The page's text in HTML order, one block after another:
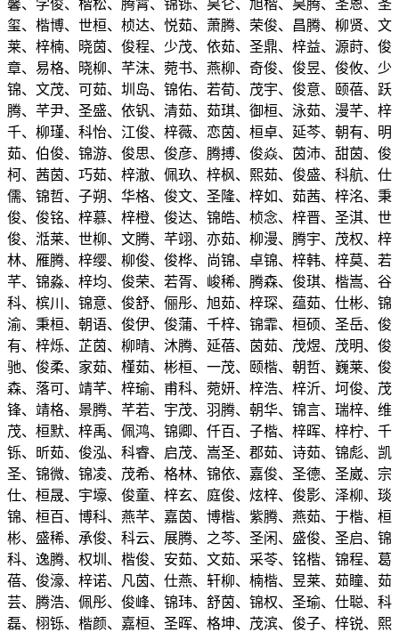
馨、学俊、楷松、腾霄、锦铄、昊仑、旭楷、昊腾、圣恩、圣
玺、楷博、世桓、桢达、悦茹、萧腾、荣俊、昌腾、柳贤、文
莱、梓楠、晓茵、俊程、少茂、依茹、圣鼎、梓益、源莳、俊
章、易格、晓柳、芊沫、菀书、燕柳、奇俊、俊昱、俊攸、少
锦、文茂、可茹、圳岛、锦佑、若荀、茂宇、俊意、颐蓓、跃
腾、芊尹、圣盛、依钒、清茹、茹琪、御桓、泳茹、漫芊、梓
千、柳瑾、科怡、江俊、梓薇、恋茵、桓卓、延芩、朝有、明
茹、伯俊、锦游、俊思、俊彦、腾搏、俊焱、茵沛、甜茵、俊
柯、茜茵、巧茹、梓澈、佩玖、梓枫、熙茹、俊盛、科航、仕
儒、锦哲、子朔、华格、俊文、圣隆、梓如、茹茜、梓洺、秉
俊、俊铭、梓慕、梓橙、俊达、锦皓、桢念、梓晋、圣淇、世
俊、湉莱、世柳、文腾、芊翊、亦茹、柳漫、腾宇、茂权、梓
林、雁腾、梓缨、柳俊、俊桦、尚锦、卓锦、梓韩、梓莫、若
芊、锦淼、梓均、俊荣、若胥、峻稀、腾森、俊琪、楷嵩、谷
科、槟川、锦意、俊舒、俪彤、旭茹、梓琛、蕴茹、仕彬、锦
渝、秉桓、朝语、俊伊、俊蒲、千梓、锦霏、桓硕、圣岳、俊
有、梓烁、芷茵、柳晴、沐腾、延蓓、茵茹、茂煜、茂明、俊
驰、俊柔、家茹、槿茹、彬桓、一茂、颐楷、朝哲、巍莱、俊
森、落可、靖芊、梓瑜、甫科、菀妍、梓浩、梓沂、坷俊、茂
锋、靖格、景腾、芊若、宇茂、羽腾、朝华、锦言、瑞梓、维
茂、桓默、梓禹、佩鸿、锦卿、仟百、子楷、梓晖、梓柠、千
铄、昕茹、俊泓、科睿、启茂、嵩圣、郡茹、诗茹、锦彪、凯
圣、锦微、锦凌、茂希、格林、锦依、嘉俊、圣德、圣崴、宗
仕、桓晟、宇壕、俊童、梓玄、庭俊、炫梓、俊影、泽柳、琰
锦、桓百、博科、燕芊、嘉茵、博楷、紫腾、燕茹、于楷、桓
彬、盛稀、承俊、科云、展腾、之芩、圣闲、盛俊、圣启、锦
科、逸腾、权圳、楷俊、安茹、文茹、采苓、铭楷、锦程、葛
蓓、俊濠、梓诺、凡茵、仕燕、轩柳、楠楷、昱莱、茹瞳、茹
芸、腾浩、佩彤、俊峰、锦玮、舒茵、锦权、圣瑜、仕聪、科
磊、栩铄、楷颜、嘉桓、圣晖、格坤、茂滨、俊子、梓锐、熙